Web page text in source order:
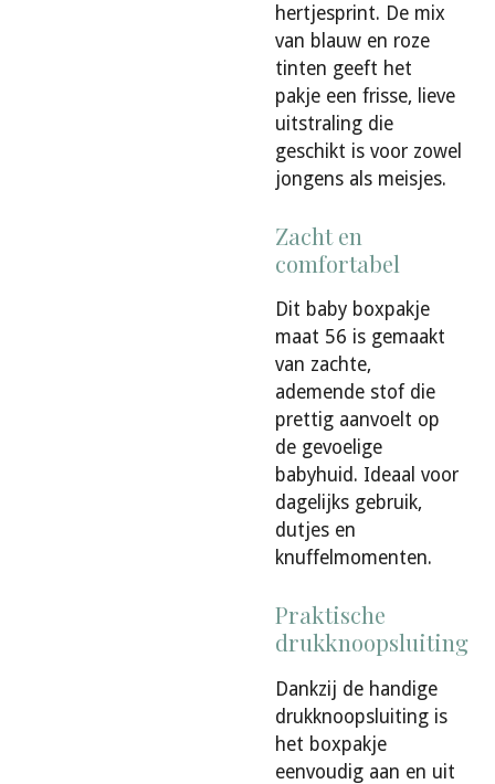
hertjesprint. De mix
van blauw en roze
tinten geeft het
pakje een frisse, lieve
uitstraling die
geschikt is voor zowel
jongens als meisjes.
Zacht en
comfortabel
Dit baby boxpakje
maat 56 is gemaakt
van zachte,
ademende stof die
prettig aanvoelt op
de gevoelige
babyhuid. Ideaal voor
dagelijks gebruik,
dutjes en
knuffelmomenten.
Praktische
drukknoopsluiting
Dankzij de handige
drukknoopsluiting is
het boxpakje
eenvoudig aan en uit